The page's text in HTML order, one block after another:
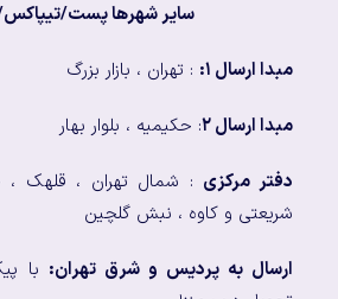
سایر شهرها پست/تیپاکس/
مبدا ارسال ۱: : تهران ، بازار بزرگ
مبدا ارسال ۲ : حکیمیه ، بلوار بهار
دفتر مرکزی : شمال تهران ، قلهک ،
شریعتی و کاوه ، نبش گلچین
ارسال به پردیس و شرق تهران: با